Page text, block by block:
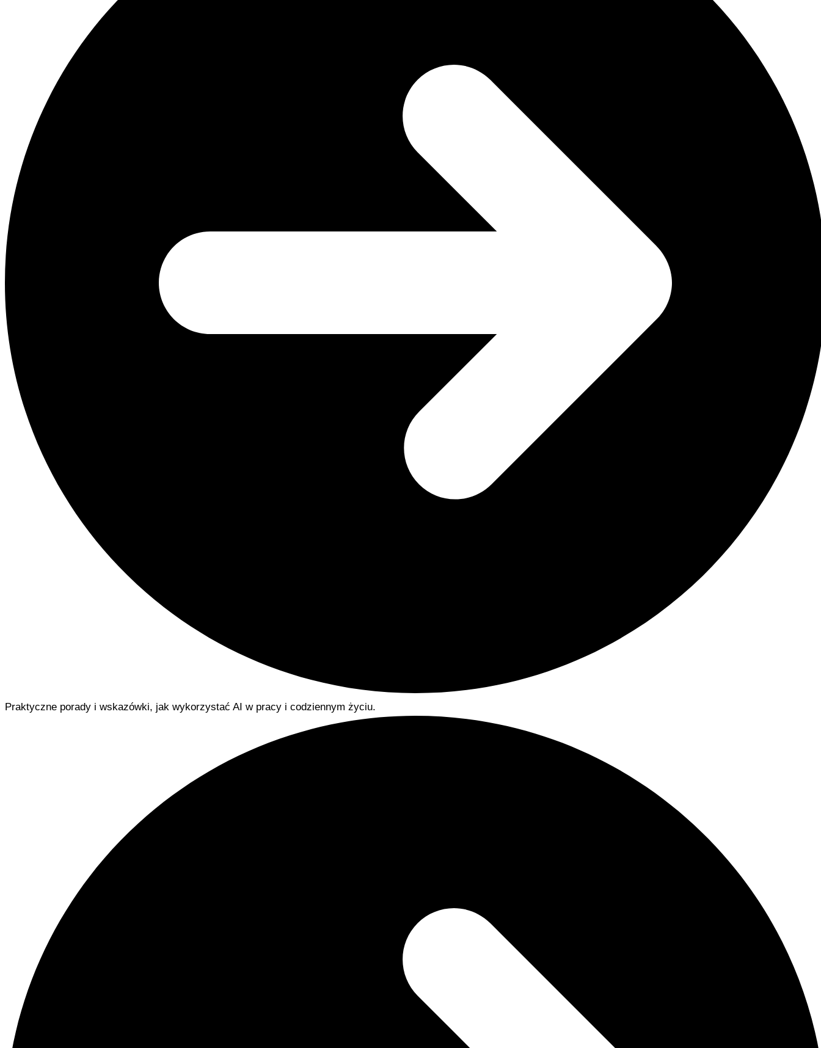
Praktyczne porady i wskazówki, jak wykorzystać AI w pracy i codziennym życiu.